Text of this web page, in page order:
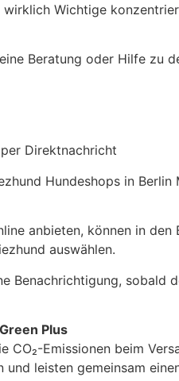
Wichtige
Beratung oder Hilfe zu
Direktnachricht
Hundeshops in
anbieten, können in
auswählen.
Benachrichtigung, sobald
Plus
CO₂-Emissionen beim
und leisten gemeinsam